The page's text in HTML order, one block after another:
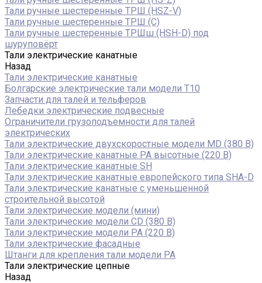
Тали ручные шестеренные ТРШ (HSZ-V)
Тали ручные шестеренные ТРШ (С)
Тали ручные шестеренные ТРШш (HSH-D) под
шуруповёрт
Тали электрические канатные
Назад
Тали электрические канатные
Болгарские электрические тали модели T10
Запчасти для талей и тельферов
Лебедки электрические подвесные
Ограничители грузоподъемности для талей
электрических
Тали электрические двухскоростные модели MD (380 В)
Тали электрические канатные PA высотные (220 В)
Тали электрические канатные SH
Тали электрические канатные европейского типа SHA-D
Тали электрические канатные с уменьшенной
строительной высотой
Тали электрические модели (мини)
Тали электрические модели CD (380 В)
Тали электрические модели РА (220 В)
Тали электрические фасадные
Штанги для крепления тали модели РА
Тали электрические цепные
Назад